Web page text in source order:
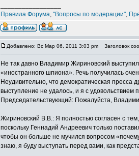
Правила Форума, "Вопросы по модерации",
Добавлено: Вс Мар 06, 2011 3:03 pm Заголовок
Не так давно Владимир Жириновский
«иностранного шпиона». Речь получилась
Неудивительно, что демократическая
выступление не удалось, и я с удовольствием
Председательствующий: Пожалуйста,
Жириновский В.В.: Я полностью согласен с
поскольку Геннадий Андреевич только
чтобы он больше не мучился вопросом
знаю, я буду выступать перед вами, как